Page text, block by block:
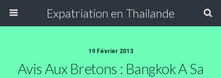
Expatriation en Thailande
19 Février 2013
Avis Aux Bretons : Bangkok A Sa